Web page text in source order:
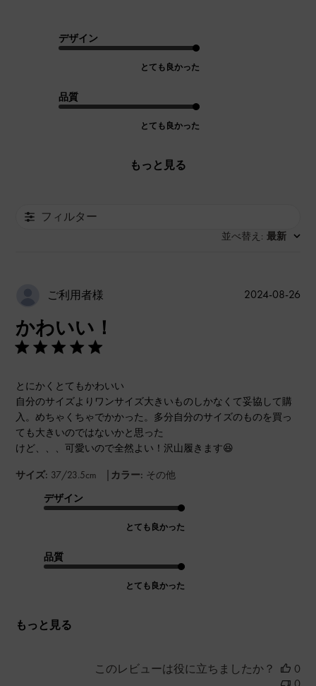
デザイン
とても良かった
品質
とても良かった
もっと見る
フィルター
並べ替え : 最新
ご利用者様
かわいい！
とにかくとてもかわいい
自分のサイズよりワンサイズ大きいものしかなくて妥協して購
入。めちゃくちゃでかかった。多分自分のサイズのものを買っ
ても大きいのではないかと思った
けど、、、可愛いので全然よい！沢山履きます😆
サイズ: 37/23.5cm | カラー: その他
デザイン
とても良かった
品質
とても良かった
もっと見る
公
2024-08-26
このレビューは役に立ちましたか？
0